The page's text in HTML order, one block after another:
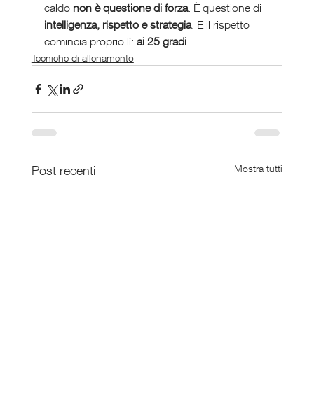
caldo non è questione di forza. È questione di
intelligenza, rispetto e strategia. E il rispetto
comincia proprio lì: ai 25 gradi.
Tecniche di allenamento
Post recenti Mostra tutti